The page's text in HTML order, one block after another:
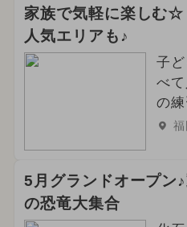
家族で気軽に楽しむ
人気エリアも♪
子
べ
の
5月グランドオープン
の恐竜大集合